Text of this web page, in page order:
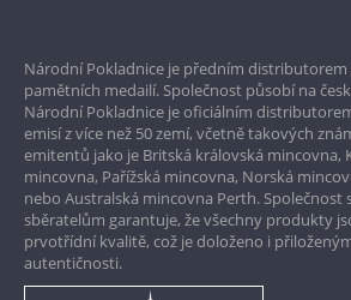
Garance nejvyšší kvality
Pouze originální produkty
Národní Pokladnice je předním distributorem
pamětních medailí. Společnost působí na
Národní Pokladnice je oficiálním
emisí z více než 50 zemí, včetně takových
emitentů jako je Britská královská mincovna,
mincovna, Pařížská mincovna, Norská
nebo Australská mincovna Perth. Společnost
sběratelům garantuje, že všechny produkty
prvotřídní kvalitě, což je doloženo i
autentičnosti.